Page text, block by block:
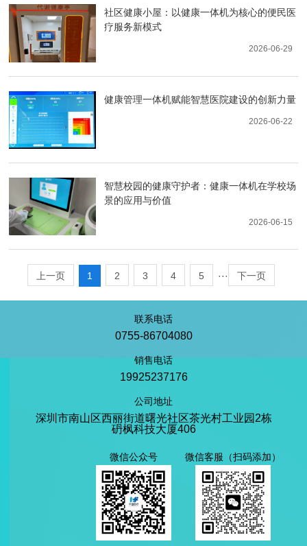
社区健康小屋：以健康一体机为核心的便民医
疗服务新模式
2026-06-29
健康管理一体机赋能智慧医院建设的创新力量
2026-06-22
智慧校园的健康守护者：健康一体机在学校场
景的应用与价值
2026-06-15
上一页 1 2 3 4 5 ··· 下一页
联系电话
0755-86704080
销售电话
19925237176
公司地址
深圳市南山区西丽街道曙光社区茶光村工业园2栋
砃枫科技大厦406
微信公众号 微信客服（扫码添加）